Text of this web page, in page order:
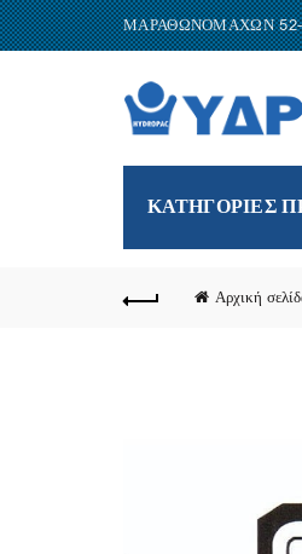
ΜΑΡΑΘΩΝΟΜΑΧΩΝ 52-
ΚΑΤΗΓΟΡΙΕΣ
Αρχική